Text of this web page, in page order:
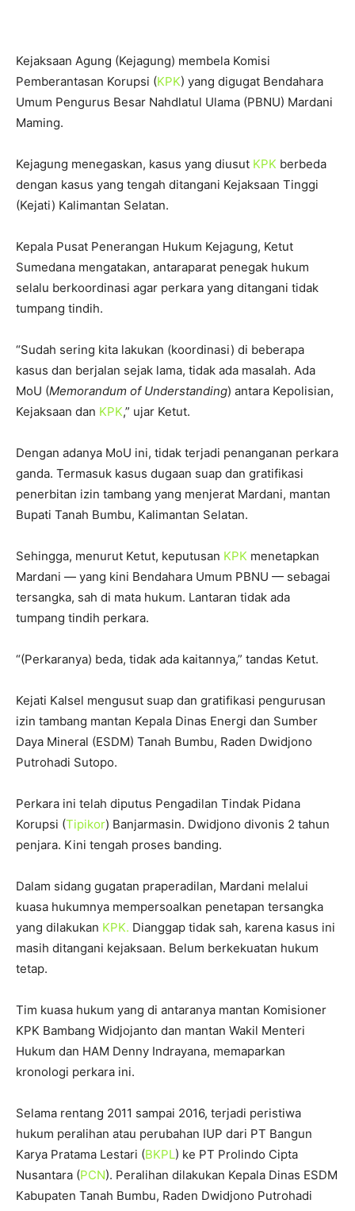
Kejaksaan Agung (Kejagung) membela Komisi
Pemberantasan Korupsi (KPK) yang digugat Bendahara
Umum Pengurus Besar Nahdlatul Ulama (PBNU) Mardani
Maming.
Kejagung menegaskan, kasus yang diusut KPK berbeda
dengan kasus yang tengah ditangani Kejaksaan Tinggi
(Kejati) Kalimantan Selatan.
Kepala Pusat Penerangan Hukum Kejagung, Ketut
Sumedana mengatakan, antaraparat penegak hukum
selalu berkoordinasi agar perkara yang ditangani tidak
tumpang tindih.
“Sudah sering kita lakukan (koordinasi) di beberapa
kasus dan berjalan sejak lama, tidak ada masalah. Ada
MoU (Memorandum of Understanding) antara Kepolisian,
Kejaksaan dan KPK,” ujar Ketut.
Dengan adanya MoU ini, tidak terjadi penanganan perkara
ganda. Termasuk kasus dugaan suap dan gratifikasi
penerbitan izin tambang yang menjerat Mardani, mantan
Bupati Tanah Bumbu, Kalimantan Selatan.
Sehingga, menurut Ketut, keputusan KPK menetapkan
Mardani — yang kini Bendahara Umum PBNU — sebagai
tersangka, sah di mata hukum. Lantaran tidak ada
tumpang tindih perkara.
“(Perkaranya) beda, tidak ada kaitannya,” tandas Ketut.
Kejati Kalsel mengusut suap dan gratifikasi pengurusan
izin tambang mantan Kepala Dinas Energi dan Sumber
Daya Mineral (ESDM) Tanah Bumbu, Raden Dwidjono
Putrohadi Sutopo.
Perkara ini telah diputus Pengadilan Tindak Pidana
Korupsi (Tipikor) Banjarmasin. Dwidjono divonis 2 tahun
penjara. Kini tengah proses banding.
Dalam sidang gugatan praperadilan, Mardani melalui
kuasa hukumnya mempersoalkan penetapan tersangka
yang dilakukan KPK. Dianggap tidak sah, karena kasus ini
masih ditangani kejaksaan. Belum berkekuatan hukum
tetap.
Tim kuasa hukum yang di antaranya mantan Komisioner
KPK Bambang Widjojanto dan mantan Wakil Menteri
Hukum dan HAM Denny Indrayana, memaparkan
kronologi perkara ini.
Selama rentang 2011 sampai 2016, terjadi peristiwa
hukum peralihan atau perubahan IUP dari PT Bangun
Karya Pratama Lestari (BKPL) ke PT Prolindo Cipta
Nusantara (PCN). Peralihan dilakukan Kepala Dinas ESDM
Kabupaten Tanah Bumbu, Raden Dwidjono Putrohadi